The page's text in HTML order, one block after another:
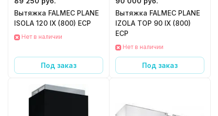
Вытяжка FALMEC PLANE
ISOLA 120 IX (800) ECP
Нет в наличии
Под заказ
Вытяжка FALMEC PLANE
IZOLA TOP 90 IX (800)
ECP
Нет в наличии
Под заказ